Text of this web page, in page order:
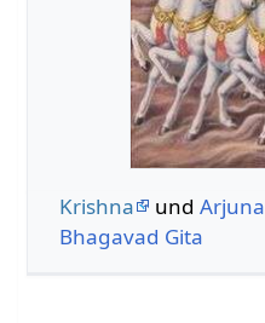
Krishna und Arjuna
Bhagavad Gita